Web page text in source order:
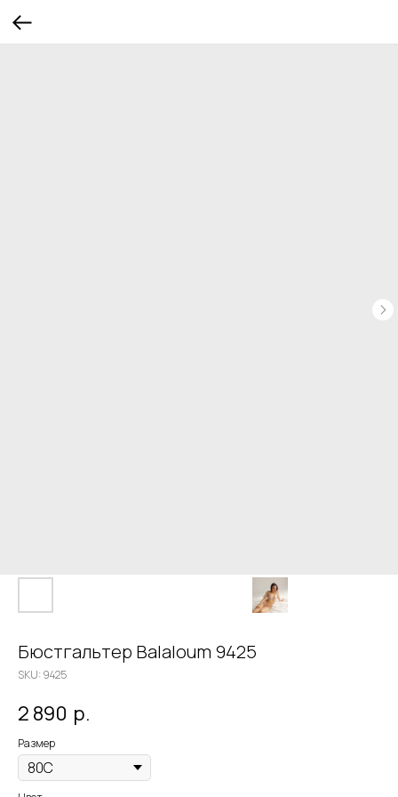
Бюстгальтер Balaloum 9425
SKU: 9425
2 890 р.
Размер